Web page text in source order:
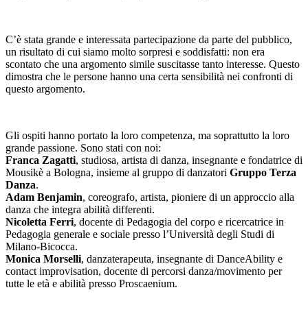
C’è stata grande e interessata partecipazione da parte del pubblico,
un risultato di cui siamo molto sorpresi e soddisfatti: non era
scontato che una argomento simile suscitasse tanto interesse. Questo
dimostra che le persone hanno una certa sensibilità nei confronti di
questo argomento.
Gli ospiti hanno portato la loro competenza, ma soprattutto la loro
grande passione. Sono stati con noi:
Franca Zagatti, studiosa, artista di danza, insegnante e fondatrice di
Mousikè a Bologna, insieme al gruppo di danzatori Gruppo Terza
Danza.
Adam Benjamin, coreografo, artista, pioniere di un approccio alla
danza che integra abilità differenti.
Nicoletta Ferri, docente di Pedagogia del corpo e ricercatrice in
Pedagogia generale e sociale presso l’Università degli Studi di
Milano-Bicocca.
Monica Morselli, danzaterapeuta, insegnante di DanceAbility e
contact improvisation, docente di percorsi danza/movimento per
tutte le età e abilità presso Proscaenium.